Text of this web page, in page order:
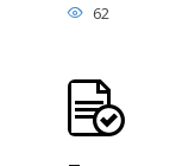
62